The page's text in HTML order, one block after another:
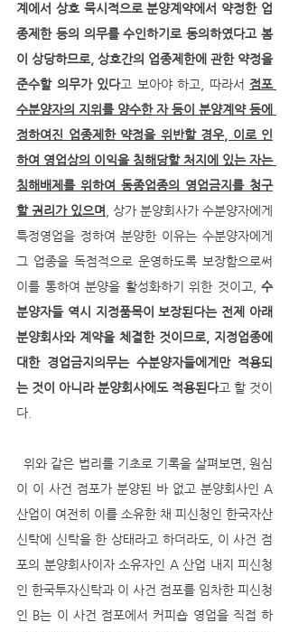
계에서 상호 묵시적으로 분양계약에서 약정한 업
종제한 등의 의무를 수인하기로 동의하였다고 봄
이 상당하므로, 상호간의 업종제한에 관한 약정을
준수할 의무가 있다고 보아야 하고, 따라서 점포
수분양자의 지위를 양수한 자 등이 분양계약 등에
정하여진 업종제한 약정을 위반할 경우, 이로 인
하여 영업상의 이익을 침해당할 처지에 있는 자는
침해배제를 위하여 동종업종의 영업금지를 청구
할 권리가 있으며
, 상가 분양회사가 수분양자에게
특정영업을 정하여 분양한 이유는 수분양자에게
그 업종을 독점적으로 운영하도록 보장함으로써
이를 통하여 분양을 활성화하기 위한 것이고, 수
분양자들 역시 지정품목이 보장된다는 전제 아래
분양회사와 계약을 체결한 것이므로, 지정업종에
대한 경업금지의무는 수분양자들에게만 적용되
는 것이 아니라 분양회사에도 적용된다고 할 것이
다.
  위와 같은 법리를 기초로 기록을 살펴보면, 원심
이 이 사건 점포가 분양된 바 없고 분양회사인 A
산업이 여전히 이를 소유한 채 피신청인 한국자산
신탁에 신탁을 한 상태라고 하더라도, 이 사건 점
포의 분양회사이자 소유자인 A 산업 내지 피신청
인 한국투자신탁과 이 사건 점포를 임차한 피신청
인 B는 이 사건 점포에서 커피숍 영업을 직접 하